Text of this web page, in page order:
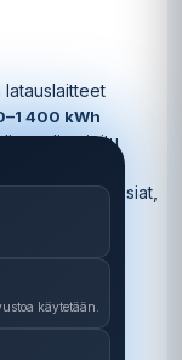
400 kWh
aliarvioitu
voi lisätä
tai älypistorasiat,
edullinen ja
käytetään.